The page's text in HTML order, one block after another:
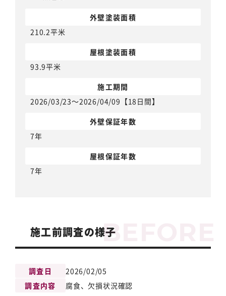
外壁塗装面積
210.2平米
屋根塗装面積
93.9平米
施工期間
2026/03/23～2026/04/09【18日間】
外壁保証年数
7年
屋根保証年数
7年
施工前調査の様子
調査日
2026/02/05
調査内容
腐食、欠損状況確認